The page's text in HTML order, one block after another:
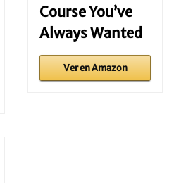
Course You’ve
Always Wanted
Ver en Amazon